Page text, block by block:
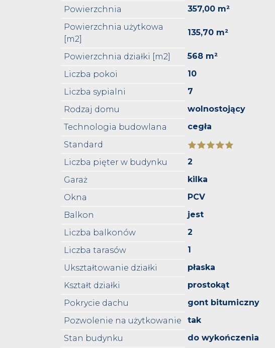
Powierzchnia
357,00 m²
Powierzchnia użytkowa
[m2]
135,70 m²
Powierzchnia działki [m2]
568 m²
Liczba pokoi
10
Liczba sypialni
7
Rodzaj domu
wolnostojący
Technologia budowlana
cegła
Standard
Liczba pięter w budynku
2
Garaż
kilka
Okna
PCV
Balkon
jest
Liczba balkonów
2
Liczba tarasów
1
Ukształtowanie działki
płaska
Kształt działki
prostokąt
Pokrycie dachu
gont bitumiczny
Pozwolenie na użytkowanie
tak
Stan budynku
do wykończenia